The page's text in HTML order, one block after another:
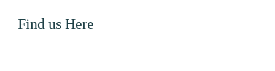
Find us Here